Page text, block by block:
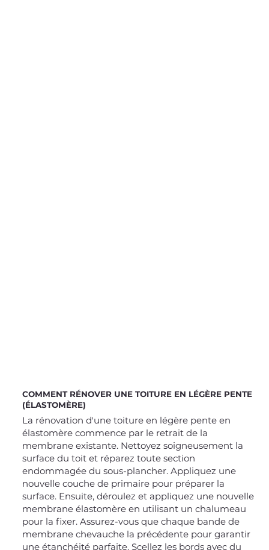
COMMENT RÉNOVER UNE TOITURE EN LÉGÈRE PENTE
(ÉLASTOMÈRE)
La rénovation d'une toiture en légère pente en
élastomère commence par le retrait de la
membrane existante. Nettoyez soigneusement la
surface du toit et réparez toute section
endommagée du sous-plancher. Appliquez une
nouvelle couche de primaire pour préparer la
surface. Ensuite, déroulez et appliquez une nouvelle
membrane élastomère en utilisant un chalumeau
pour la fixer. Assurez-vous que chaque bande de
membrane chevauche la précédente pour garantir
une étanchéité parfaite. Scellez les bords avec du